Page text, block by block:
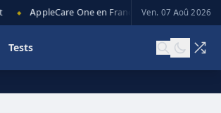
◆ AppleCare One en France : prix, couverture
Ven. 07 Aoû 2026
Tests